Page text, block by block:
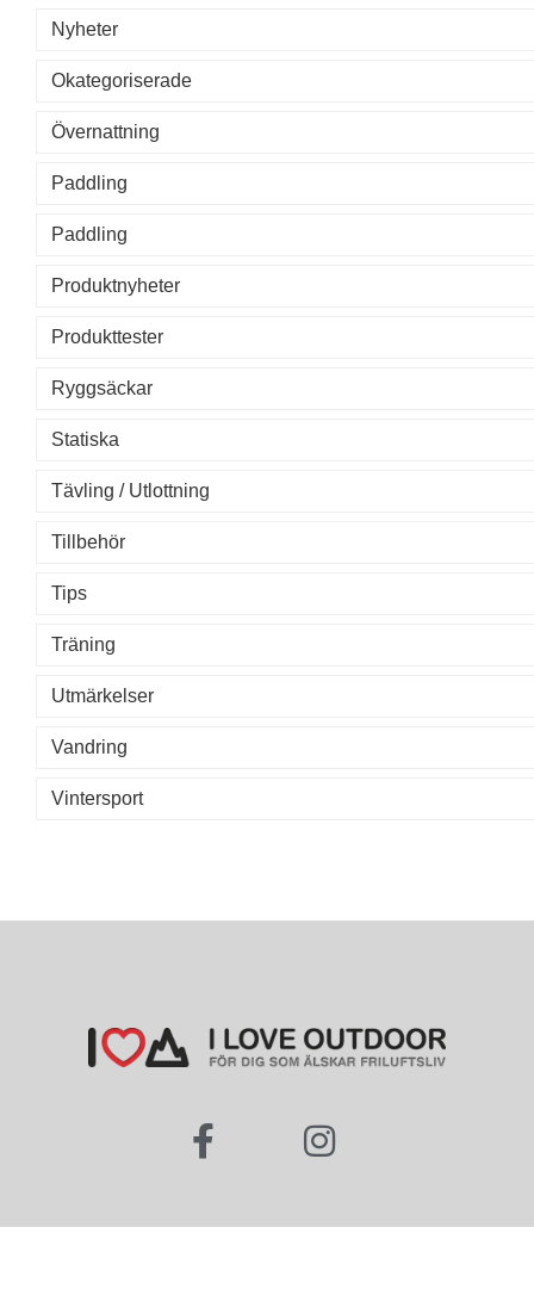
Nyheter
Okategoriserade
Övernattning
Paddling
Paddling
Produktnyheter
Produkttester
Ryggsäckar
Statiska
Tävling / Utlottning
Tillbehör
Tips
Träning
Utmärkelser
Vandring
Vintersport